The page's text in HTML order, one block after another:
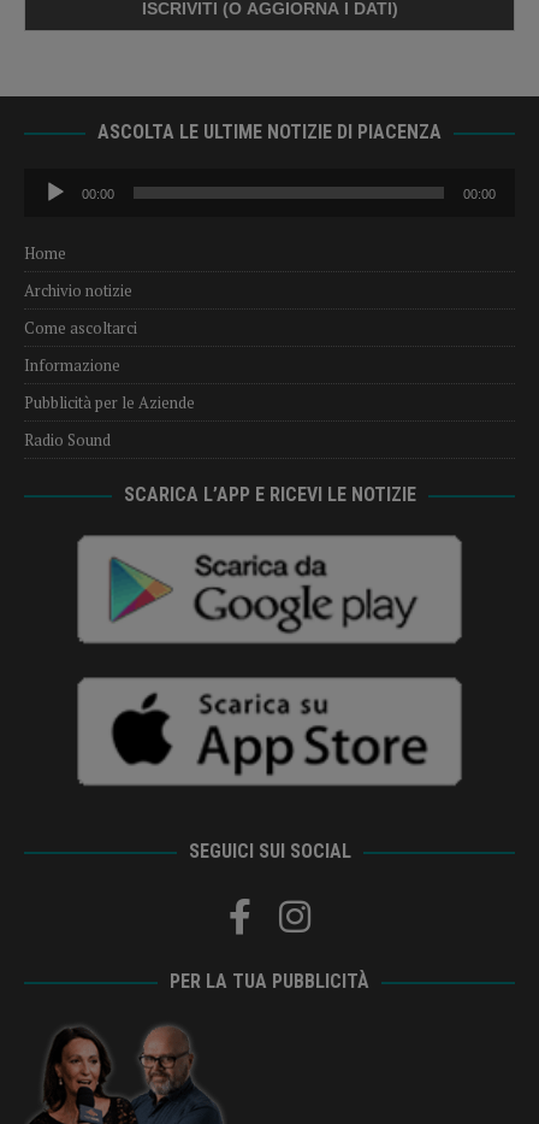
ASCOLTA LE ULTIME NOTIZIE DI PIACENZA
Audio
Player
00:00 00:00
Home
Archivio notizie
Come ascoltarci
Informazione
Pubblicità per le Aziende
Radio Sound
SCARICA L’APP E RICEVI LE NOTIZIE
SEGUICI SUI SOCIAL
PER LA TUA PUBBLICITÀ